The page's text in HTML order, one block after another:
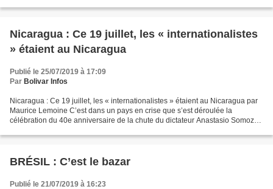
Nicaragua : Ce 19 juillet, les « internationalistes
» étaient au Nicaragua
Publié le 25/07/2019 à 17:09
Par Bolivar Infos
Nicaragua : Ce 19 juillet, les « internationalistes » étaient au Nicaragua par
Maurice Lemoine C’est dans un pays en crise que s’est déroulée la
célébration du 40e anniversaire de la chute du dictateur Anastasio Somoza,
BRÉSIL : C’est le bazar
Publié le 21/07/2019 à 16:23